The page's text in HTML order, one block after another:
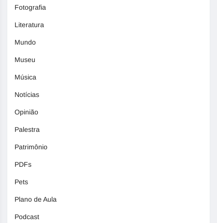
Fotografia
Literatura
Mundo
Museu
Música
Notícias
Opinião
Palestra
Patrimônio
PDFs
Pets
Plano de Aula
Podcast